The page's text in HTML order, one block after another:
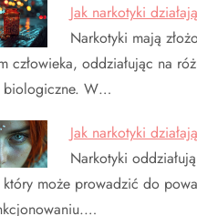
Jak narkotyki
Narkotyki mają
człowieka, oddziałując na
biologiczne. W…
Jak narkotyki
Narkotyki
może prowadzić do